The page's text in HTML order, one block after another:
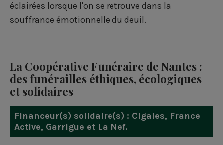
éclairées lorsque l'on se retrouve dans la
souffrance émotionnelle du deuil.
La Coopérative Funéraire de Nantes :
des funérailles éthiques, écologiques
et solidaires
Financeur(s) solidaire(s) : Cigales, France
Active, Garrigue et La Nef.